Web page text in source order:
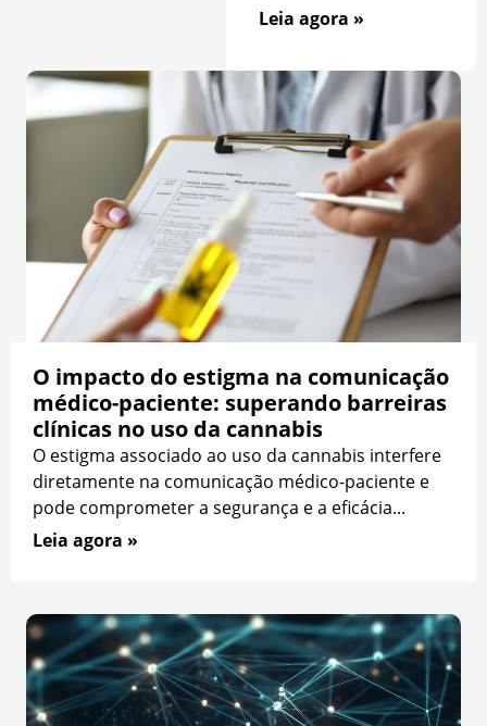
Leia agora »
O impacto do estigma na comunicação
médico-paciente: superando barreiras
clínicas no uso da cannabis
O estigma associado ao uso da cannabis interfere
diretamente na comunicação médico-paciente e
pode comprometer a segurança e a eficácia...
Leia agora »